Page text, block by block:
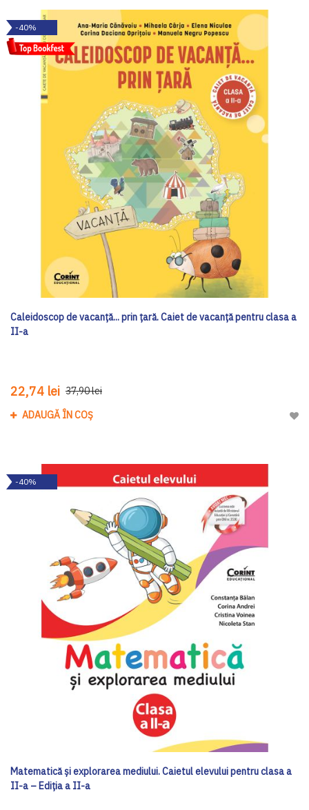
-40%
Caleidoscop de vacanță... prin țară. Caiet de vacanță pentru clasa a
II-a
22,74 lei 37,90 lei
ADAUGĂ ÎN COȘ
-40%
Matematică și explorarea mediului. Caietul elevului pentru clasa a
II-a – Ediția a II-a